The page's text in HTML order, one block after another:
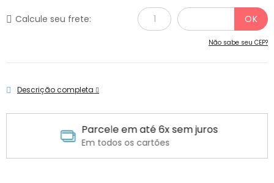
Calcule seu frete:
Não sabe seu CEP?
Descrição completa
Parcele em até 6x sem juros
Em todos os cartões